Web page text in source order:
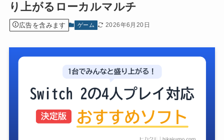
り上がるローカルマルチ
広告を含みます ゲーム 2026年6月20日